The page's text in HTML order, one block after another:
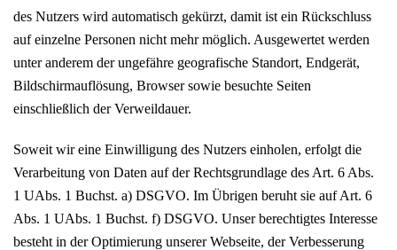
des Nutzers wird automatisch gekürzt, damit ist ein Rückschluss
auf einzelne Personen nicht mehr möglich. Ausgewertet werden
unter anderem der ungefähre geografische Standort, Endgerät,
Bildschirmauflösung, Browser sowie besuchte Seiten
einschließlich der Verweildauer.
Soweit wir eine Einwilligung des Nutzers einholen, erfolgt die
Verarbeitung von Daten auf der Rechtsgrundlage des Art. 6 Abs.
1 UAbs. 1 Buchst. a) DSGVO. Im Übrigen beruht sie auf Art. 6
Abs. 1 UAbs. 1 Buchst. f) DSGVO. Unser berechtigtes Interesse
besteht in der Optimierung unserer Webseite, der Verbesserung